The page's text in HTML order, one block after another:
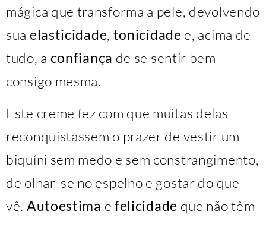
mágica que transforma a pele, devolvendo
sua elasticidade, tonicidade e, acima de
tudo, a confiança de se sentir bem
consigo mesma.
Este creme fez com que muitas delas
reconquistassem o prazer de vestir um
biquíni sem medo e sem constrangimento,
de olhar-se no espelho e gostar do que
vê. Autoestima e felicidade que não têm